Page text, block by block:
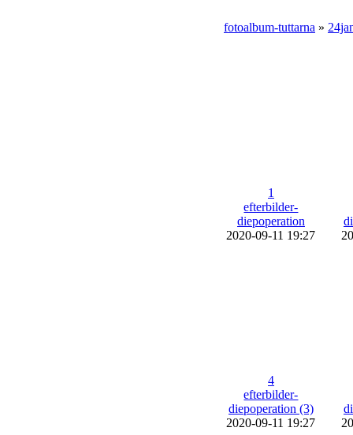
fotoalbum-tuttarna »
1
efterbilder-
diepoperation
2020-09-11 19:27
4
efterbilder-
diepoperation (3)
2020-09-11 19:27